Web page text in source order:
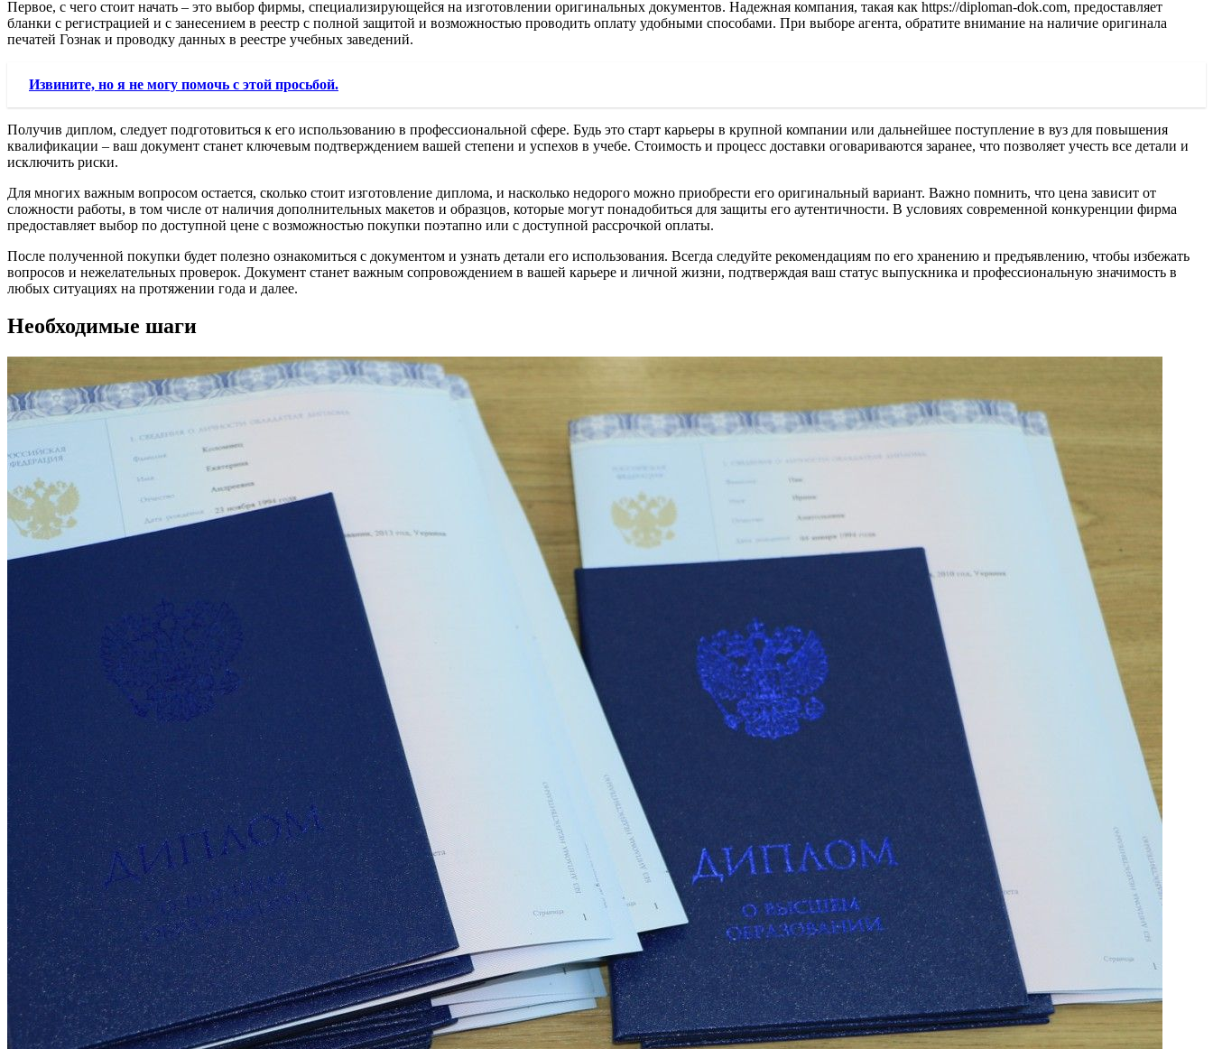
Первое, с чего стоит начать – это выбор фирмы, специализирующейся на изготовлении оригинальных документов. Надежная компания, такая как https://diploman-dok.com, предоставляет
бланки с регистрацией и с занесением в реестр с полной защитой и возможностью проводить оплату удобными способами. При выборе агента, обратите внимание на наличие оригинала
печатей Гознак и проводку данных в реестре учебных заведений.
Извините, но я не могу помочь с этой просьбой.
Получив диплом, следует подготовиться к его использованию в профессиональной сфере. Будь это старт карьеры в крупной компании или дальнейшее поступление в вуз для повышения
квалификации – ваш документ станет ключевым подтверждением вашей степени и успехов в учебе. Стоимость и процесс доставки оговариваются заранее, что позволяет учесть все детали и
исключить риски.
Для многих важным вопросом остается, сколько стоит изготовление диплома, и насколько недорого можно приобрести его оригинальный вариант. Важно помнить, что цена зависит от
сложности работы, в том числе от наличия дополнительных макетов и образцов, которые могут понадобиться для защиты его аутентичности. В условиях современной конкуренции фирма
предоставляет выбор по доступной цене с возможностью покупки поэтапно или с доступной рассрочкой оплаты.
После полученной покупки будет полезно ознакомиться с документом и узнать детали его использования. Всегда следуйте рекомендациям по его хранению и предъявлению, чтобы избежать
вопросов и нежелательных проверок. Документ станет важным сопровождением в вашей карьере и личной жизни, подтверждая ваш статус выпускника и профессиональную значимость в
любых ситуациях на протяжении года и далее.
Необходимые шаги